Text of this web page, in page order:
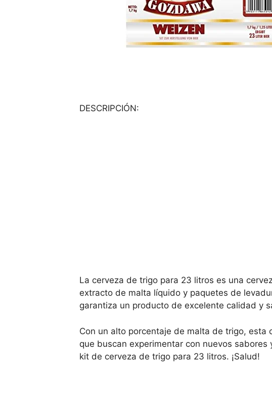
DESCRIPCIÓN:
La cerveza de trigo para 23 litros es una
extracto de malta líquido y paquetes de
garantiza un producto de excelente calidad y
Con un alto porcentaje de malta de trigo,
que buscan experimentar con nuevos
kit de cerveza de trigo para 23 litros. ¡Salud!